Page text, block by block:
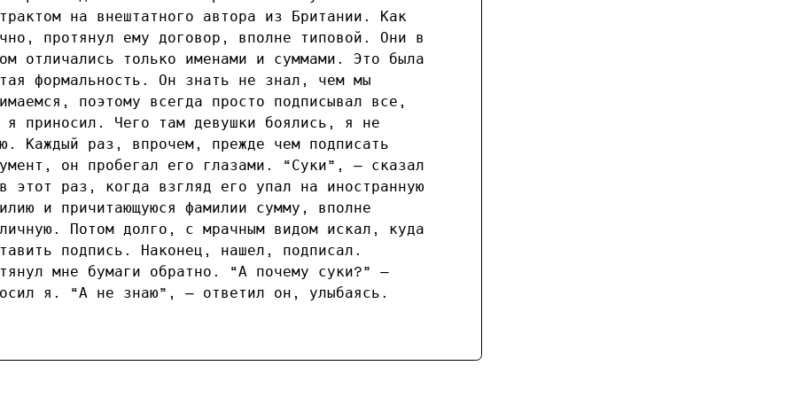
на внештатного автора из Британии. Как
протянул ему договор, вполне типовой. Они в
отличались только именами и суммами. Это была
формальность. Он знать не знал, чем мы
поэтому всегда просто подписывал все,
я приносил. Чего там девушки боялись, я не
Каждый раз, впрочем, прежде чем подписать
он пробегал его глазами. “Суки”, — сказал
этот раз, когда взгляд его упал на иностранную
и причитающуюся фамилии сумму, вполне
Потом долго, с мрачным видом искал, куда
подпись. Наконец, нашел, подписал.
мне бумаги обратно. “А почему суки?” —
я. “А не знаю”, — ответил он, улыбаясь.